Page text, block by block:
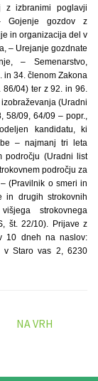
z izbranimi poglavji
Gojenje gozdov z
in organizacija del v
– Urejanje gozdnate
– Semenarstvo,
in 34. členom Zakona
86/04) ter z 92. in 96.
(Uradni
58/09, 64/09 – popr.,
kandidatu, ki
– najmanj tri leta
področju (Uradni list
področju za
(Pravilnik o smeri in
in drugih strokovnih
strokovnega
št. 22/10). Prijave z
10 dneh na naslov:
v Staro vas 2, 6230
NA VRH